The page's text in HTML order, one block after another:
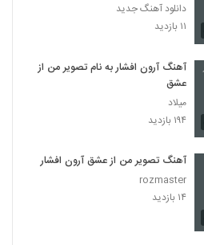
دانلود آهنگ جدید
۱۱ بازدید
آهنگ آرون افشار به نام تصویر من از
عشق
میلاد
۱۹۴ بازدید
آهنگ تصویر من از عشق آرون افشار
rozmaster
۱۴ بازدید